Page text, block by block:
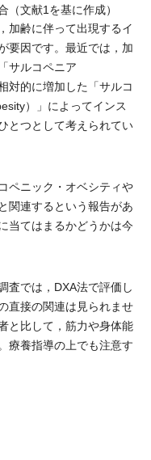
（文献1を基に作成）
加齢に伴って出現するイ
要因です。最近では，加
サルコペニア
対的に増加した「サルコ
）」によってインス
とつとして考えられてい
ペニック・オベシティや
関連するという報告があ
当てはまるかどうかは今
査では，DXA法で評価し
直接の関連は見られませ
と比して，筋力や身体能
療養指導の上でも注意す